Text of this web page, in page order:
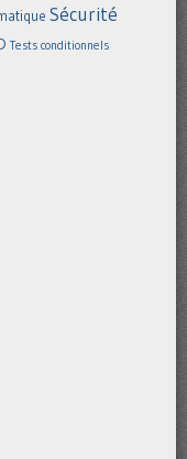
Sécurité
Tests conditionnels